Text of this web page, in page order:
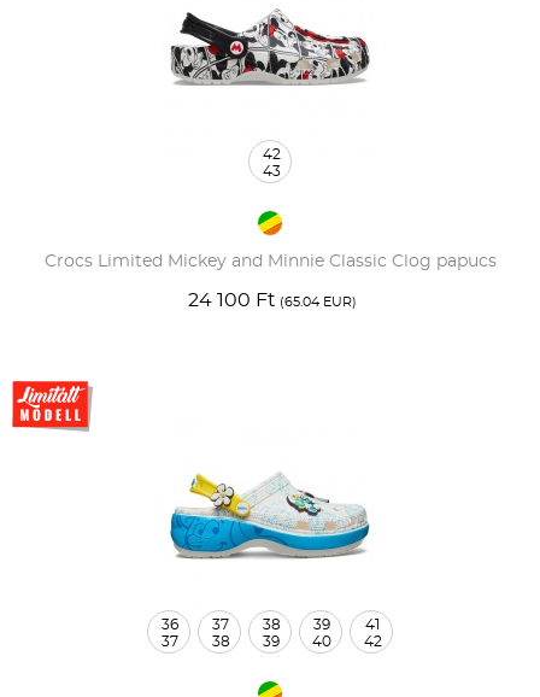
Crocs Limited Mickey and Minnie Classic Clog papucs
24 100 Ft (65.04 EUR)
42
43
36
37
37
38
38
39
39
40
41
42